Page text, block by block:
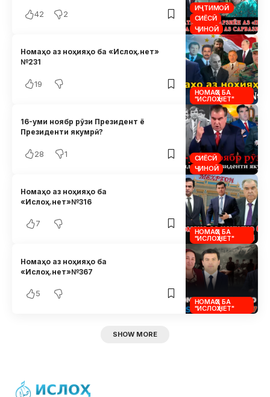
ИҶТИМОӢ
СИЁСӢ
ҶИНОӢ
42 2
НОМАҲО БА
"ИСЛОҲ.НЕТ"
Номаҳо аз ноҳияҳо ба «Ислоҳ.нет»
№231
19
СИЁСӢ
ҶИНОӢ
16-уми ноябр рӯзи Президент ё
Президенти якумрӣ?
28 1
НОМАҲО БА
"ИСЛОҲ.НЕТ"
Номаҳо аз ноҳияҳо ба
«Ислоҳ.нет»№316
7
НОМАҲО БА
"ИСЛОҲ.НЕТ"
Номаҳо аз ноҳияҳо ба
«Ислоҳ.нет»№367
5
SHOW MORE